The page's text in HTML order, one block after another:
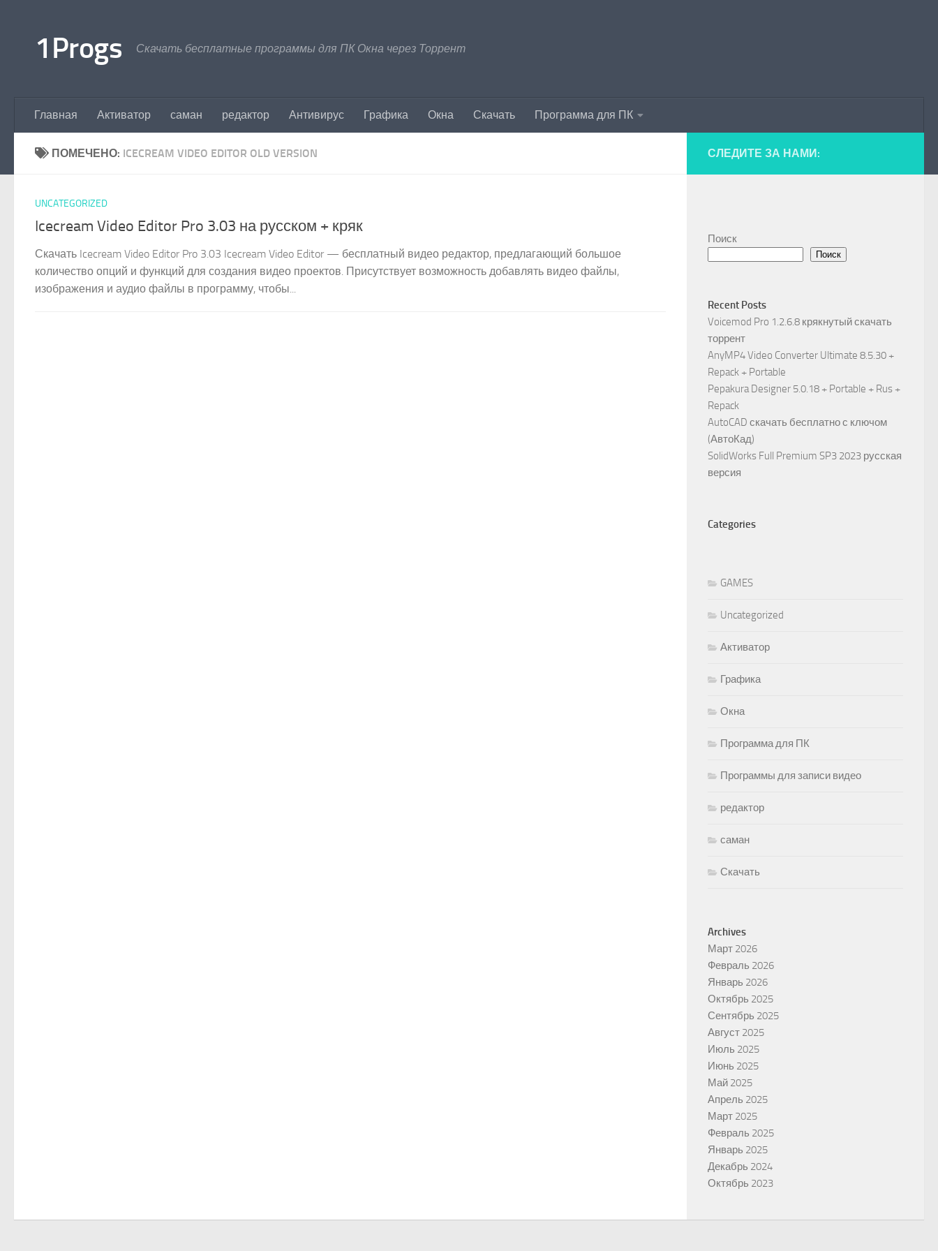
1Progs Скачать бесплатные программы для ПК Окна через Торрент
Главная Активатор саман редактор Антивирус Графика Окна Скачать Программа для ПК
ПОМЕЧЕНО: ICECREAM VIDEO EDITOR OLD VERSION
UNCATEGORIZED
Icecream Video Editor Pro 3.03 на русском + кряк
Скачать Icecream Video Editor Pro 3.03 Icecream Video Editor — бесплатный видео редактор, предлагающий большое
количество опций и функций для создания видео проектов. Присутствует возможность добавлять видео файлы,
изображения и аудио файлы в программу, чтобы...
СЛЕДИТЕ ЗА НАМИ:
Поиск
Поиск
Recent Posts
Voicemod Pro 1.2.6.8 крякнутый скачать
торрент
AnyMP4 Video Converter Ultimate 8.5.30 +
Repack + Portable
Pepakura Designer 5.0.18 + Portable + Rus +
Repack
AutoCAD скачать бесплатно с ключом
(АвтоКад)
SolidWorks Full Premium SP3 2023 русская
версия
Categories
GAMES
Uncategorized
Активатор
Графика
Окна
Программа для ПК
Программы для записи видео
редактор
саман
Скачать
Archives
Март 2026
Февраль 2026
Январь 2026
Октябрь 2025
Сентябрь 2025
Август 2025
Июль 2025
Июнь 2025
Май 2025
Апрель 2025
Март 2025
Февраль 2025
Январь 2025
Декабрь 2024
Октябрь 2023